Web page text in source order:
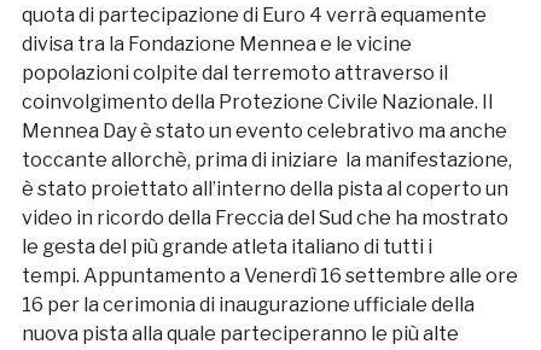
quota di partecipazione di Euro 4 verrà equamente
divisa tra la Fondazione Mennea e le vicine
popolazioni colpite dal terremoto attraverso il
coinvolgimento della Protezione Civile Nazionale. Il
Mennea Day è stato un evento celebrativo ma anche
toccante allorchè, prima di iniziare la manifestazione,
è stato proiettato all’interno della pista al coperto un
video in ricordo della Freccia del Sud che ha mostrato
le gesta del più grande atleta italiano di tutti i
tempi. Appuntamento a Venerdì 16 settembre alle ore
16 per la cerimonia di inaugurazione ufficiale della
nuova pista alla quale parteciperanno le più alte